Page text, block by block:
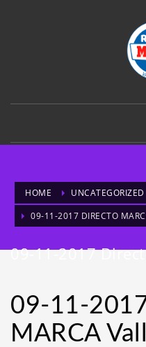
HOME
UNCATEGORIZED
09-11-2017 DIRECTO
09-11-2017
09-11-
MARCA